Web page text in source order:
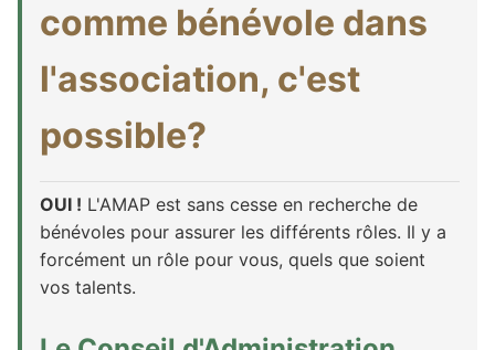
comme bénévole dans
l'association, c'est
possible?
OUI ! L'AMAP est sans cesse en recherche de
bénévoles pour assurer les différents rôles. Il y a
forcément un rôle pour vous, quels que soient
vos talents.